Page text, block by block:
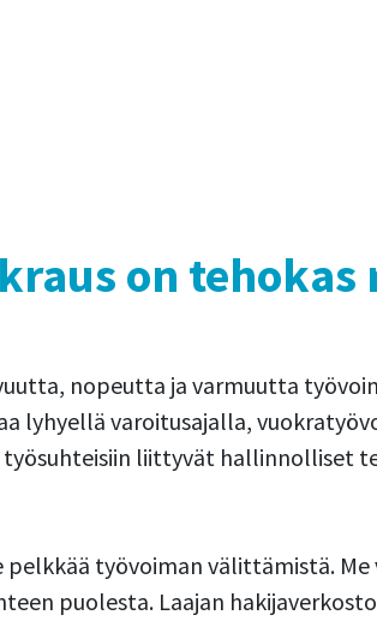
on
nopeutta ja varmuutta
lyhyellä varoitusajalla,
työsuhteisiin liittyvät hallinnolliset
työvoiman välittämistä.
puolesta. Laajan